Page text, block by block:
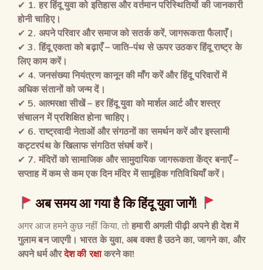
✔ 1. हर हिंदू युवा को इतिहास और वर्तमान परिस्थितियों की जानकारी
होनी चाहिए।
✔2. अपने परिवार और समाज को सतर्क करें,जागरूकता फैलाएँ।
✔3. हिंदू एकता को बढ़ाएँ–जाति–पंथ से ऊपर उठकर हिंदू राष्ट्र के
लिए काम करें।
✔ 4. जनसंख्या नियंत्रण कानून की माँग करें और हिंदू परिवारों में
अधिक संतानों को जन्म दें।
✔ 5. आत्मरक्षा सीखें– हर हिंदू युवा को मार्शल आर्ट और शस्त्र
संचालन में प्रशिक्षित होना चाहिए।
✔ 6. राष्ट्रवादी नेताओं और संगठनों का समर्थन करें और इस्लामी
कट्टरपंथ के खिलाफ संगठित संघर्ष करें।
✔ 7. मंदिरों को सामाजिक और सामुदायिक जागरूकता केंद्र बनाएँ–
सप्ताह में कम से कम एक दिन मंदिर में सामूहिक गतिविधियाँ करें।
अब समय आ गया है कि हिंदू युवा जागें!
अगर आज हमने कुछ नहीं किया, तोहमारी अगली पीढ़ी अपने ही देश में
गुलाम बन जाएगी। भारत के युवा, अब वक्त है उठने का, जागने का, और
अपने धर्म औरदेश की रक्षाकरने का!